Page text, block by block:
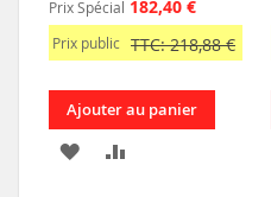
Prix Spécial 182,40 €
Prix public TTC: 218,88 €
Ajouter au panier
AJOUTER